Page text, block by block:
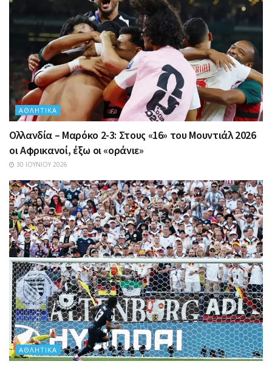
ΑΘΛΗΤΙΚΆ
Ολλανδία – Μαρόκο 2-3: Στους «16» του Μουντιάλ 2026
οι Αφρικανοί, έξω οι «οράνιε»
30 ΙΟΥΝΊΟΥ 2026
ΑΘΛΗΤΙΚΆ